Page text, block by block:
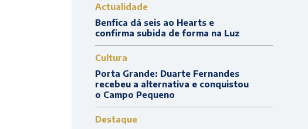
Actualidade
Benfica dá seis ao Hearts e
confirma subida de forma na Luz
Cultura
Porta Grande: Duarte Fernandes
recebeu a alternativa e conquistou
o Campo Pequeno
Destaque